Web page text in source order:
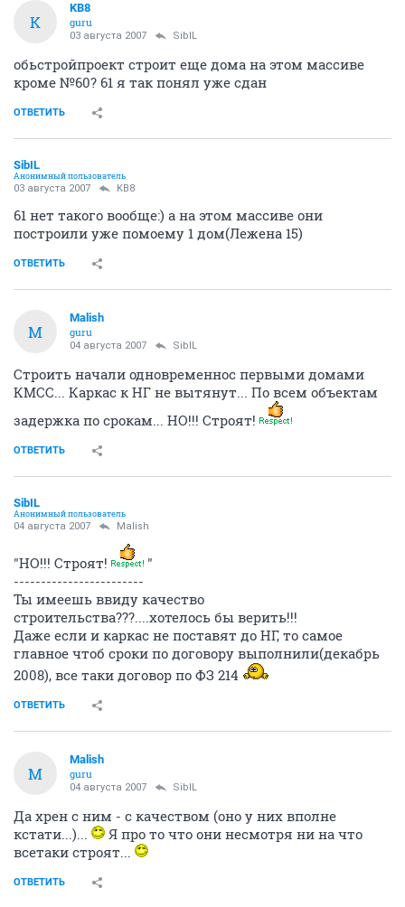
K
KB8
guru
03 августа 2007 SibIL
обьстройпроект строит еще дома на этом массиве
кроме №60? 61 я так понял уже сдан
ОТВЕТИТЬ
SibIL
Анонимный пользователь
03 августа 2007 KB8
61 нет такого вообще:) а на этом массиве они
построили уже помоему 1 дом(Лежена 15)
ОТВЕТИТЬ
M
Malish
guru
04 августа 2007 SibIL
Строить начали одновременнос первыми домами
КМСС... Каркас к НГ не вытянут... По всем объектам
задержка по срокам... НО!!! Строят!
ОТВЕТИТЬ
SibIL
Анонимный пользователь
04 августа 2007 Malish
"НО!!! Строят!
"
------------------------
Ты имеешь ввиду качество
строительства???....хотелось бы верить!!!
Даже если и каркас не поставят до НГ, то самое
главное чтоб сроки по договору выполнили(декабрь
2008), все таки договор по ФЗ 214
ОТВЕТИТЬ
M
Malish
guru
04 августа 2007 SibIL
Да хрен с ним - с качеством (оно у них вполне
кстати...)...
Я про то что они несмотря ни на что
всетаки строят...
ОТВЕТИТЬ